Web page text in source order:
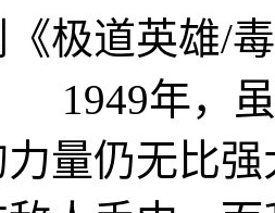
道英雄/毒
年，虽
量仍无比